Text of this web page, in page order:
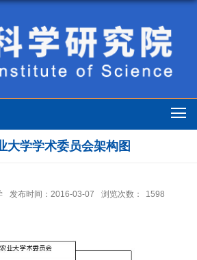
大学学术委员会架构图
发布时间：2016-03-07 浏览次数： 1598